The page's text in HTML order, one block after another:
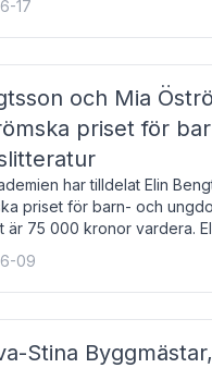
17
och Mia
priset för
har tilldelat Elin
priset för barn- och
är 75 000 kronor vardera.
forskare i genusvetenskap.
09
Stina